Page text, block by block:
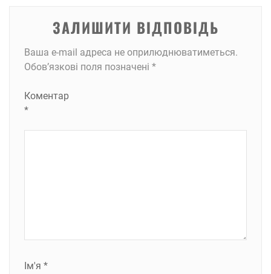
ЗАЛИШИТИ ВІДПОВІДЬ
Ваша e-mail адреса не оприлюднюватиметься.
Обов’язкові поля позначені *
Коментар
*
Ім'я *